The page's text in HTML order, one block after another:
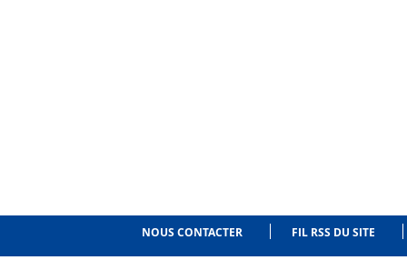
NOUS CONTACTER FIL RSS DU SITE